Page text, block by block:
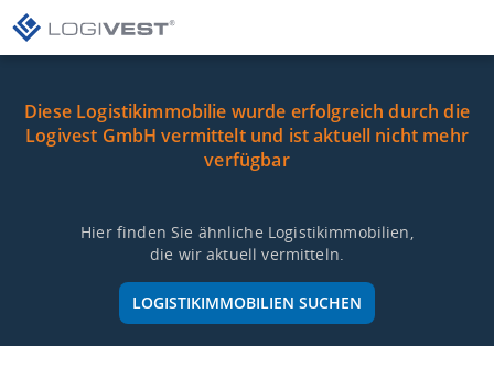
Diese Logistikimmobilie wurde erfolgreich durch die
Logivest GmbH vermittelt und ist aktuell nicht mehr
verfügbar
Hier finden Sie ähnliche Logistikimmobilien,
die wir aktuell vermitteln.
LOGISTIKIMMOBILIEN SUCHEN